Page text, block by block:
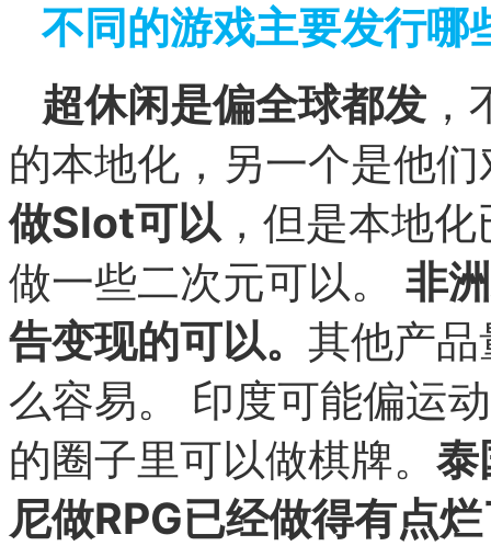
不同的游戏主要发行哪
超休闲是偏全球都发
的本地化，另一个是他
做Slot可以 ，但是本地
做一些二次元可以。
非
告变现的可以。 其他产
么容易。
印度可能偏运
的圈子里可以做棋牌。 泰
尼做RPG已经做得有点